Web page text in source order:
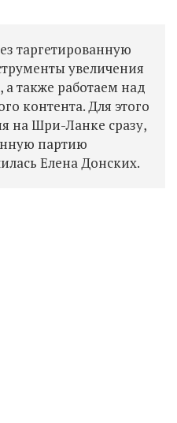
таргетированную
увеличения
а также работаем над
контента. Для этого
на Шри-Ланке сразу,
партию
Елена Донских.